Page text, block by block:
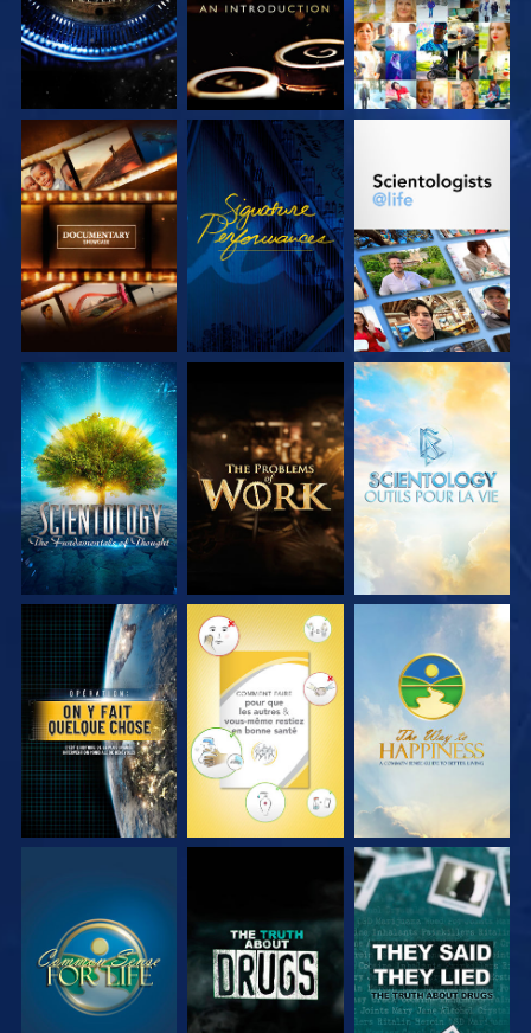
DÉCOUVRIR LES
SÉRIES
REGARDER
DÉCOUVRIR LES
DÉCOUVRIR LES
SÉRIES
DÉCOUVRIR LES
SÉRIES
DÉCOUVRIR LES
SÉRIES
REGARDER REGARDER REGARDER
REGARDER REGARDER REGARDER